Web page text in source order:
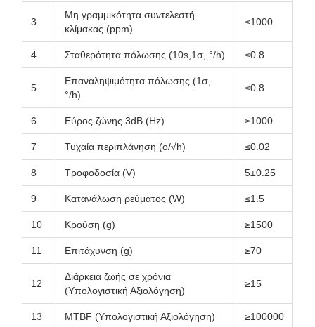
3
Μη γραμμικότητα συντελεστή
κλίμακας (ppm)
≤1000
4 Σταθερότητα πόλωσης (10s,1σ, °/h) ≤0.8
5
Επαναληψιμότητα πόλωσης (1σ,
°/h)
≤0.8
6 Εύρος ζώνης 3dB (Hz) ≥1000
7 Τυχαία περιπλάνηση (o/√h) ≤0.02
8 Τροφοδοσία (V) 5±0.25
9 Κατανάλωση ρεύματος (W) ≤1.5
10 Κρούση (g) ≥1500
11 Επιτάχυνση (g) ≥70
12
Διάρκεια ζωής σε χρόνια
(Υπολογιστική Αξιολόγηση)
≥15
13 MTBF (Υπολογιστική Αξιολόγηση) ≥100000